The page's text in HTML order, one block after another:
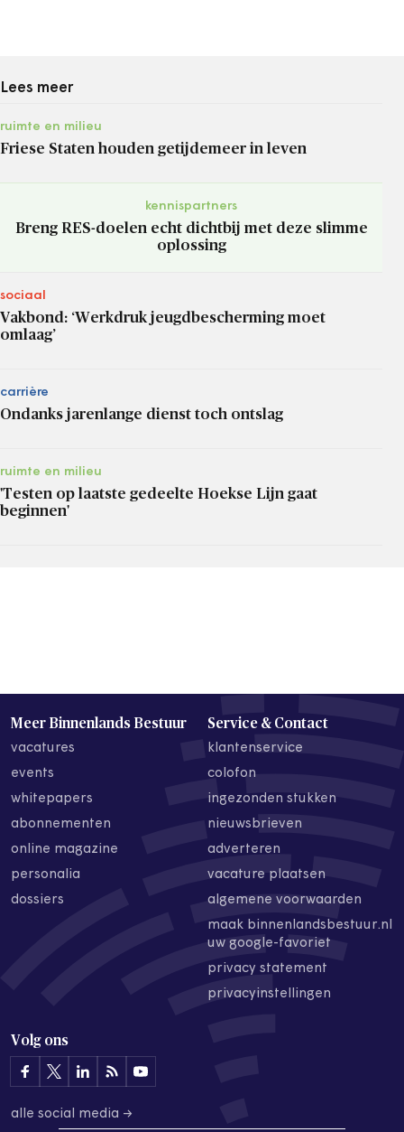
Lees meer
ruimte en milieu
Friese Staten houden getijdemeer in leven
kennispartners
Breng RES-doelen echt dichtbij met deze slimme
oplossing
sociaal
Vakbond: ‘Werkdruk jeugdbescherming moet
omlaag’
carrière
Ondanks jarenlange dienst toch ontslag
ruimte en milieu
'Testen op laatste gedeelte Hoekse Lijn gaat
beginnen'
Meer Binnenlands Bestuur
vacatures
events
whitepapers
abonnementen
online magazine
personalia
dossiers
Service & Contact
klantenservice
colofon
ingezonden stukken
nieuwsbrieven
adverteren
vacature plaatsen
algemene voorwaarden
maak binnenlandsbestuur.nl
uw google-favoriet
privacy statement
privacyinstellingen
Volg ons
alle social media →